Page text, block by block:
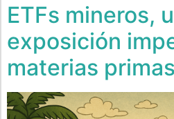
ETFs mineros,
exposición
materias primas